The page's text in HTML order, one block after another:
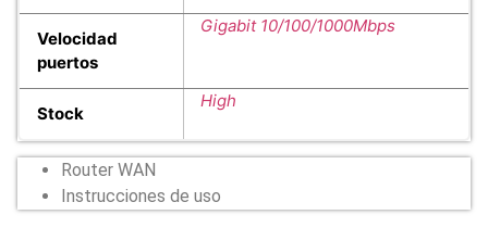
Velocidad
puertos
Gigabit 10/100/1000Mbps
Stock
High
Router WAN
Instrucciones de uso